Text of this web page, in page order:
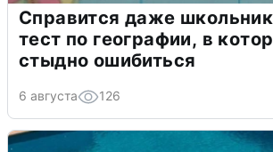
Справится даже
тест по географии, в
стыдно ошибиться
6 августа 126